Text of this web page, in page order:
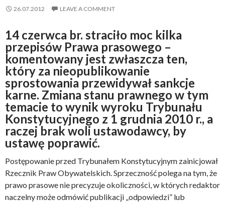
26.07.2012 LEAVE A COMMENT
14 czerwca br. straciło moc kilka
przepisów Prawa prasowego –
komentowany jest zwłaszcza ten,
który za nieopublikowanie
sprostowania przewidywał sankcje
karne. Zmiana stanu prawnego w tym
temacie to wynik wyroku Trybunału
Konstytucyjnego z 1 grudnia 2010 r., a
raczej brak woli ustawodawcy, by
ustawę poprawić.
Postępowanie przed Trybunałem Konstytucyjnym zainicjował
Rzecznik Praw Obywatelskich. Sprzeczność polega na tym, że
prawo prasowe nie precyzuje okoliczności, w których redaktor
naczelny może odmówić publikacji „odpowiedzi” lub